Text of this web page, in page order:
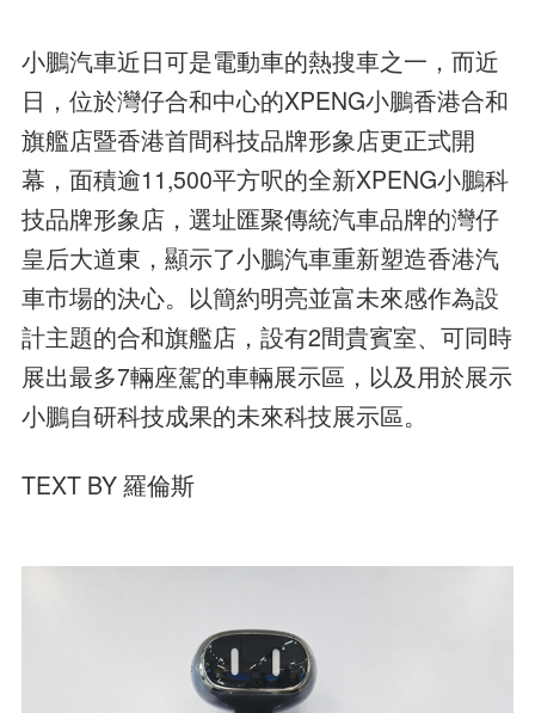
小鵬汽車近日可是電動車的熱搜車之一，而近
日，位於灣仔合和中心的XPENG小鵬香港合和
旗艦店暨香港首間科技品牌形象店更正式開
幕，面積逾11,500平方呎的全新XPENG小鵬科
技品牌形象店，選址匯聚傳統汽車品牌的灣仔
皇后大道東，顯示了小鵬汽車重新塑造香港汽
車市場的決心。以簡約明亮並富未來感作為設
計主題的合和旗艦店，設有2間貴賓室、可同時
展出最多7輛座駕的車輛展示區，以及用於展示
小鵬自研科技成果的未來科技展示區。
TEXT BY 羅倫斯